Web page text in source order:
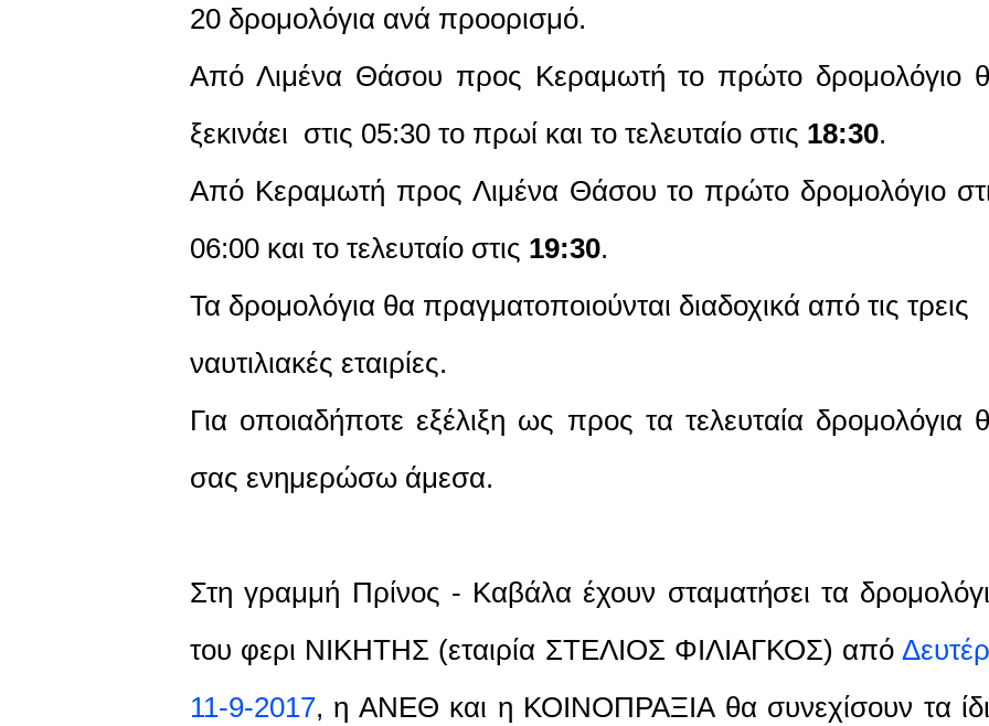
20 δρομολόγια ανά προορισμό.
Από Λιμένα Θάσου προς Κεραμωτή το πρώτο δρομολόγιο
ξεκινάει στις 05:30 το πρωί και το τελευταίο στις 18:30.
Από Κεραμωτή προς Λιμένα Θάσου το πρώτο δρομολόγιο
06:00 και το τελευταίο στις 19:30.
Τα δρομολόγια θα πραγματοποιούνται διαδοχικά από τις τρεις
ναυτιλιακές εταιρίες.
Για οποιαδήποτε εξέλιξη ως προς τα τελευταία δρομολόγια
σας ενημερώσω άμεσα.
Στη γραμμή Πρίνος - Καβάλα έχουν σταματήσει τα
του φερι ΝΙΚΗΤΗΣ (εταιρία ΣΤΕΛΙΟΣ ΦΙΛΙΑΓΚΟΣ) από
11-9-2017, η ΑΝΕΘ και η ΚΟΙΝΟΠΡΑΞΙΑ θα συνεχίσουν τα